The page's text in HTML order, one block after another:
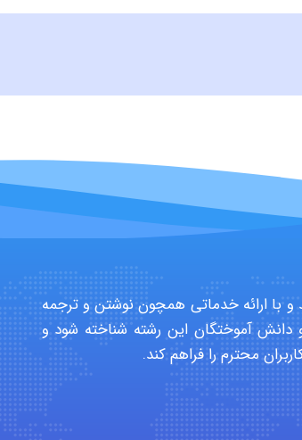
حرفه ای در سال 1391 راه اندازه شد و با ارائه خدماتی همچون نوشتن و ترجمه
آموختگان این رشته شناخته شود و
محترم را فراهم کند.